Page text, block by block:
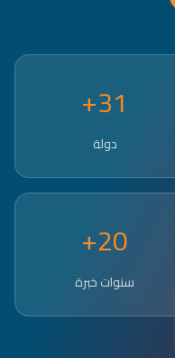
31+
دولة
20+
سنوات خبرة